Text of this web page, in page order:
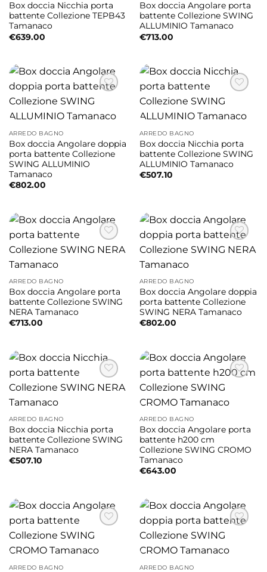
Box doccia Nicchia porta
battente Collezione TEPB43
Tamanaco
€639.00
Box doccia Angolare porta
battente Collezione SWING
ALLUMINIO Tamanaco
€713.00
ARREDO BAGNO
Box doccia Angolare doppia
porta battente Collezione
SWING ALLUMINIO
Tamanaco
€802.00
ARREDO BAGNO
Box doccia Nicchia porta
battente Collezione SWING
ALLUMINIO Tamanaco
€507.10
ARREDO BAGNO
Box doccia Angolare porta
battente Collezione SWING
NERA Tamanaco
€713.00
ARREDO BAGNO
Box doccia Angolare doppia
porta battente Collezione
SWING NERA Tamanaco
€802.00
ARREDO BAGNO
Box doccia Nicchia porta
battente Collezione SWING
NERA Tamanaco
€507.10
ARREDO BAGNO
Box doccia Angolare porta
battente h200 cm
Collezione SWING CROMO
Tamanaco
€643.00
ARREDO BAGNO ARREDO BAGNO